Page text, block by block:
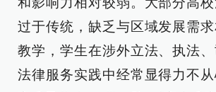
过于传统，缺乏与区域发展需
教学，学生在涉外立法、执法
法律服务实践中经常显得力不